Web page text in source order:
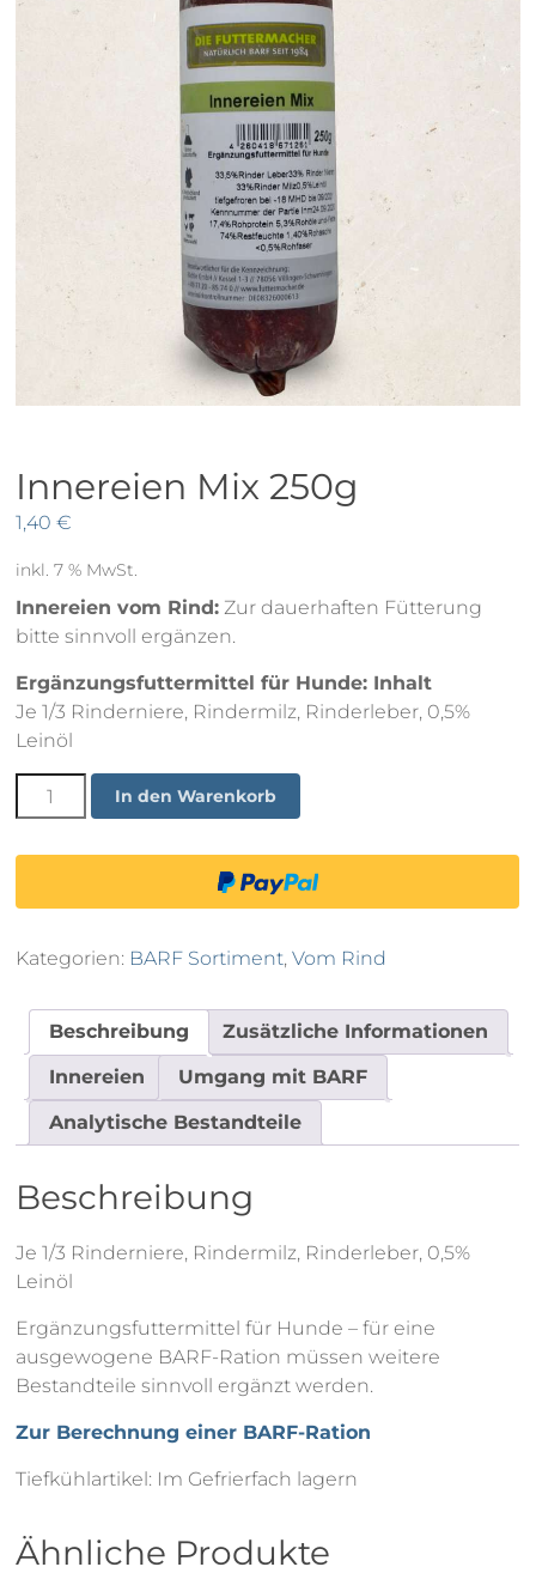
Innereien Mix 250g
1,40€
inkl. 7 % MwSt.
Innereien vom Rind: Zur dauerhaften Fütterung
bitte sinnvoll ergänzen.
Ergänzungsfuttermittel für Hunde: Inhalt
Je 1/3 Rinderniere, Rindermilz, Rinderleber, 0,5%
Leinöl
Innereien
Menge
In den Warenkorb
Kategorien: BARF Sortiment,Vom Rind
Beschreibung
Zusätzliche Informationen
Innereien
Umgang mit BARF
Analytische Bestandteile
Beschreibung
Je 1/3 Rinderniere, Rindermilz, Rinderleber, 0,5%
Leinöl
Ergänzungsfuttermittel für Hunde – für eine
ausgewogene BARF-Ration müssen weitere
Bestandteile sinnvoll ergänzt werden.
Zur Berechnung einer BARF-Ration
Tiefkühlartikel: Im Gefrierfach lagern
Ähnliche Produkte